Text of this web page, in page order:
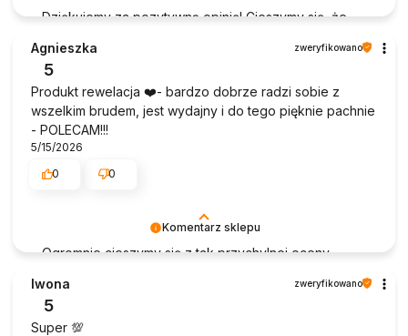
Dziękujemy za pozytywną opinię! Cieszymy się, że
będzie Pani miała jakiekolwiek pytania prosimy o
kontakt.
Laboratorium Pani Domu
Komentarz sklepu
Ogromnie cieszymy się z tak przychylnej oceny.
Agnieszka zweryfikowano
5
Produkt rewelacja ❤️- bardzo dobrze radzi sobie z
wszelkim brudem, jest wydajny i do tego pięknie pachnie
- POLECAM!!!
5/15/2026
0
0
Iwona zweryfikowano
5
Super 💯